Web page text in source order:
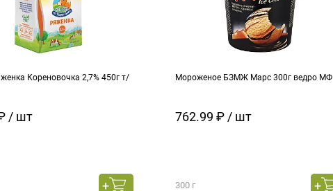
Кореновочка 2,7% 450г т/
/ шт
Мороженое БЗМЖ Марс 300г ведро МФ
762.99 ₽ / шт
300 г